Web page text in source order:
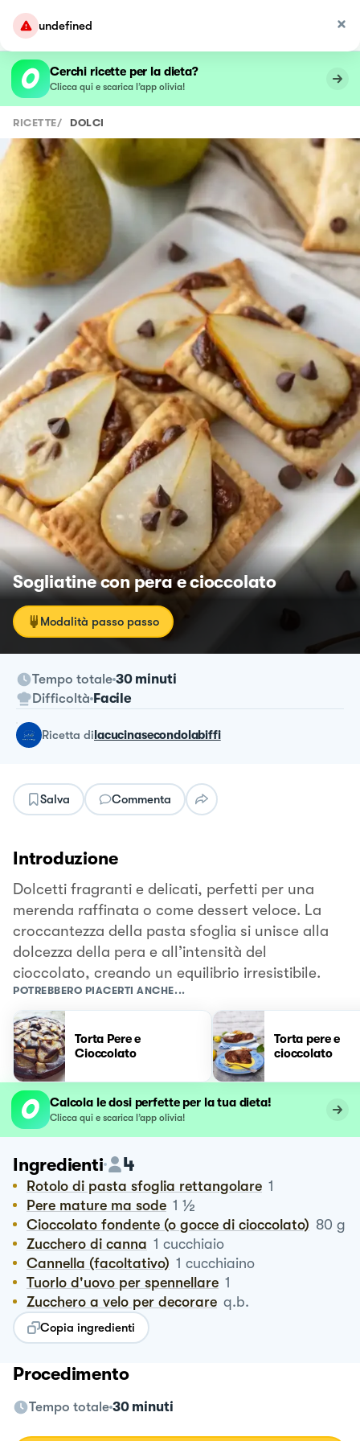
undefined
Cerchi ricette per la dieta?
Clicca qui e scarica l’app olivia!
RICETTE/ DOLCI
Sogliatine con pera e cioccolato
Modalità passo passo
Tempo totale 30 minuti
Difficoltà Facile
ricetta dilacucinasecondolabiffi
Salva Commenta
Introduzione
Dolcetti fragranti e delicati, perfetti per una
merenda raffinata o come dessert veloce. La
croccantezza della pasta sfoglia si unisce alla
dolcezza della pera e all’intensità del
cioccolato, creando un equilibrio irresistibile.
POTREBBERO PIACERTI ANCHE...
Torta Pere e
Cioccolato
Torta pere e
cioccolato
Calcola le dosi perfette per la tua dieta!
Clicca qui e scarica l’app olivia!
Ingredienti 4
Rotolo di pasta sfoglia rettangolare 1
Pere mature ma sode 1 ½
Cioccolato fondente (o gocce di cioccolato) 80 g
Zucchero di canna 1 cucchiaio
Cannella (facoltativo) 1 cucchiaino
Tuorlo d'uovo per spennellare 1
Zucchero a velo per decorare q.b.
Copia ingredienti
Procedimento
Tempo totale 30 minuti